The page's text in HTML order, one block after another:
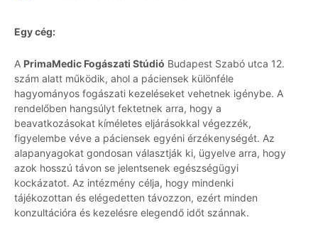
Egy cég:
A PrimaMedic Fogászati Stúdió Budapest Szabó utca 12.
szám alatt működik, ahol a páciensek különféle
hagyományos fogászati kezeléseket vehetnek igénybe. A
rendelőben hangsúlyt fektetnek arra, hogy a
beavatkozásokat kíméletes eljárásokkal végezzék,
figyelembe véve a páciensek egyéni érzékenységét. Az
alapanyagokat gondosan választják ki, ügyelve arra, hogy
azok hosszú távon se jelentsenek egészségügyi
kockázatot. Az intézmény célja, hogy mindenki
tájékozottan és elégedetten távozzon, ezért minden
konzultációra és kezelésre elegendő időt szánnak.